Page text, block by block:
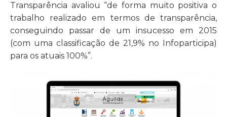
Transparência avaliou “de forma muito positiva o
trabalho realizado em termos de transparência,
conseguindo passar de um insucesso em 2015
(com uma classificação de 21,9% no Infoparticipa)
para os atuais 100%”.